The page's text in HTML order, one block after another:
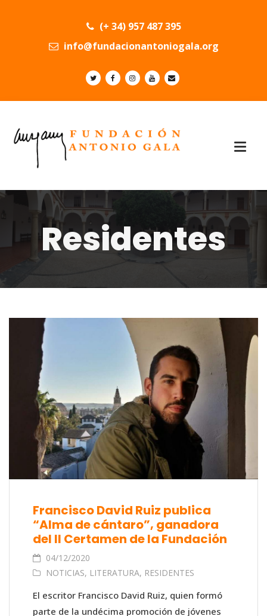
(+ 34) 957 487 395
info@fundacionantoniogala.org
Residentes
Francisco David Ruiz publica
“Alma de cántaro”, ganadora
del II Certamen de la Fundación
04/12/2020
NOTICIAS, LITERATURA, RESIDENTES
El escritor Francisco David Ruiz, quien formó
parte de la undécima promoción de jóvenes